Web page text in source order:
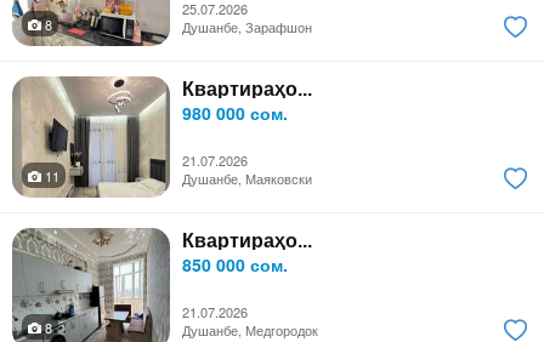
25.07.2026
8
Душанбе, Зарафшон
Квартираҳо...
980 000 сом.
21.07.2026
11
Душанбе, Маяковски
Квартираҳо...
850 000 сом.
21.07.2026
8
Душанбе, Медгородок